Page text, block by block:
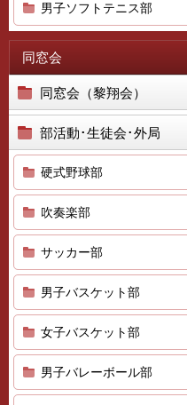
男子ソフトテニス部
同窓会
同窓会（黎翔会）
部活動･生徒会･外局
硬式野球部
吹奏楽部
サッカー部
男子バスケット部
女子バスケット部
男子バレーボール部